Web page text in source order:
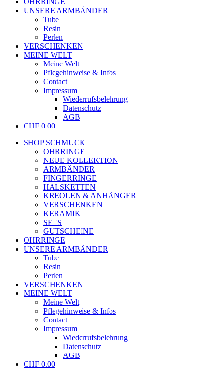
OHRRINGE
UNSERE ARMBÄNDER
Tube
Resin
Perlen
VERSCHENKEN
MEINE WELT
Meine Welt
Pflegehinweise & Infos
Contact
Impressum
Wiederrufsbelehrung
Datenschutz
AGB
CHF 0.00
SHOP SCHMUCK
OHRRINGE
NEUE KOLLEKTION
ARMBÄNDER
FINGERRINGE
HALSKETTEN
KREOLEN & ANHÄNGER
VERSCHENKEN
KERAMIK
SETS
GUTSCHEINE
OHRRINGE
UNSERE ARMBÄNDER
Tube
Resin
Perlen
VERSCHENKEN
MEINE WELT
Meine Welt
Pflegehinweise & Infos
Contact
Impressum
Wiederrufsbelehrung
Datenschutz
AGB
CHF 0.00